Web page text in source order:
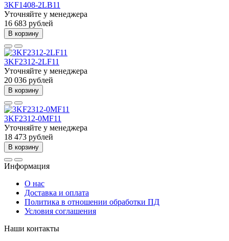
3KF1408-2LB11
Уточняйте у менеджера
16 683 рублей
В корзину
3KF2312-2LF11
Уточняйте у менеджера
20 036 рублей
В корзину
3KF2312-0MF11
Уточняйте у менеджера
18 473 рублей
В корзину
Информация
О нас
Доставка и оплата
Политика в отношении обработки ПД
Условия соглашения
Наши контакты